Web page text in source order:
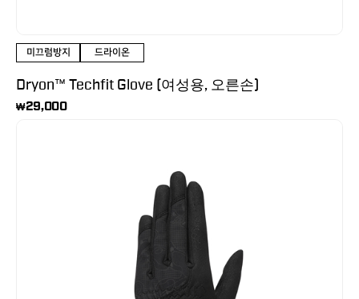
미끄럼방지 드라이온
Dryon™ Techfit Glove (여성용, 오른손)
₩29,000